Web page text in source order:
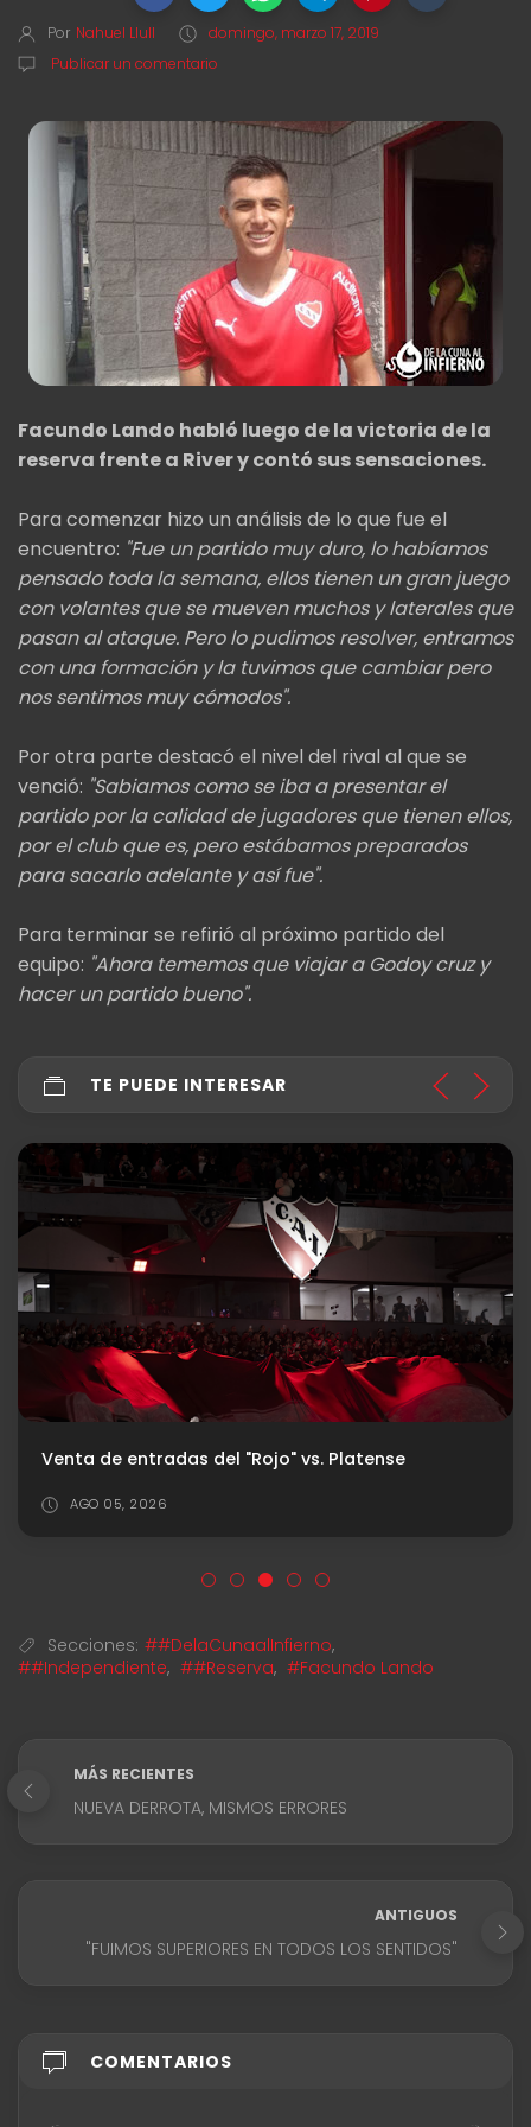
Por Nahuel Llull
domingo, marzo 17, 2019
Publicar un comentario
Facundo Lando habló luego de la victoria de la
reserva frente a River y contó sus sensaciones.
Para comenzar hizo un análisis de lo que fue el
encuentro: "Fue un partido muy duro, lo habíamos
pensado toda la semana, ellos tienen un gran juego
con volantes que se mueven muchos y laterales que
pasan al ataque. Pero lo pudimos resolver, entramos
con una formación y la tuvimos que cambiar pero
nos sentimos muy cómodos".
Por otra parte destacó el nivel del rival al que se
venció: "Sabiamos como se iba a presentar el
partido por la calidad de jugadores que tienen ellos,
por el club que es, pero estábamos preparados
para sacarlo adelante y así fue".
Para terminar se refirió al próximo partido del
equipo: "Ahora tememos que viajar a Godoy cruz y
hacer un partido bueno".
TE PUEDE INTERESAR
Venta de entradas del "Rojo" vs. Platense
AGO 05, 2026
Secciones: ##DelaCunaalInfierno,
##Independiente, ##Reserva, #Facundo Lando
MÁS RECIENTES
NUEVA DERROTA, MISMOS ERRORES
ANTIGUOS
"FUIMOS SUPERIORES EN TODOS LOS SENTIDOS"
COMENTARIOS